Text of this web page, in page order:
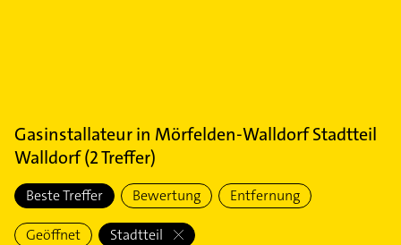
Gasinstallateurin Mörfelden-Walldorf Stadtteil
Walldorf(2Treffer)
Beste Treffer Bewertung Entfernung
Geöffnet Stadtteil